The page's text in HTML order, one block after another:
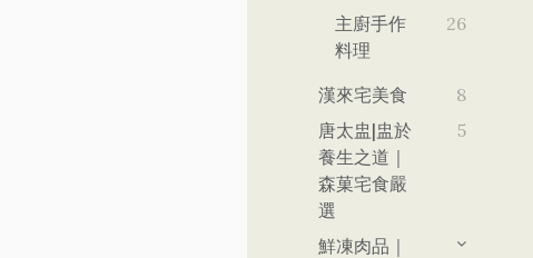
主廚手作
料理
26
漢來宅美食
8
唐太盅|盅於
養生之道｜
森菓宅食嚴
選
5
鮮凍肉品｜